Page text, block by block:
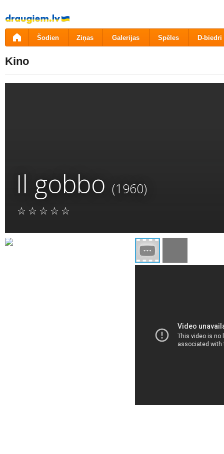
Pāriet
uz
saturu
Šodien Ziņas Galerijas Spēles D-biedri
Kino
Il gobbo (1960)